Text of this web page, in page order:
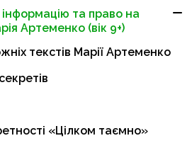
та право на
Артеменко (вік 9+)
текстів Марії Артеменко
«Цілком таємно»